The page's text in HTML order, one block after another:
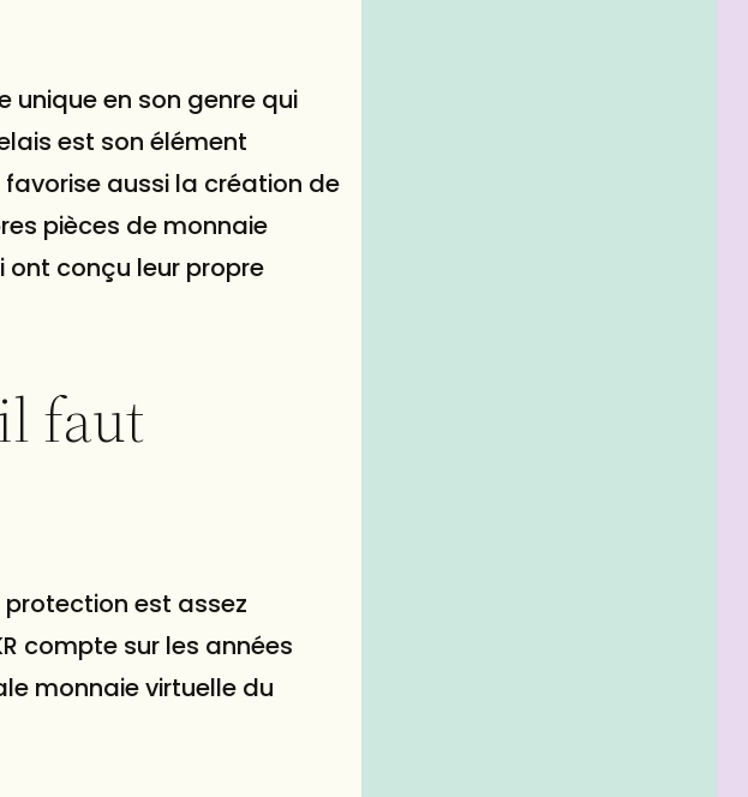
unique en son genre qui
est son élément
aussi la création de
pièces de monnaie
ont conçu leur propre
faut
est assez
compte sur les années
monnaie virtuelle du